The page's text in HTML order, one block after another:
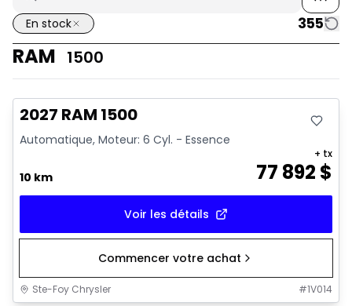
En stock 355
RAM 1500
En stock
2027 RAM 1500
Automatique, Moteur: 6 Cyl. - Essence
10 km 77 892 $
+ tx
Voir les détails
Commencer votre achat
Ste-Foy Chrysler #1V014